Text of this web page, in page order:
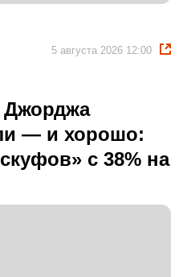
5 августа 2026 12:00
Джорджа
— и хорошо:
с 38% на